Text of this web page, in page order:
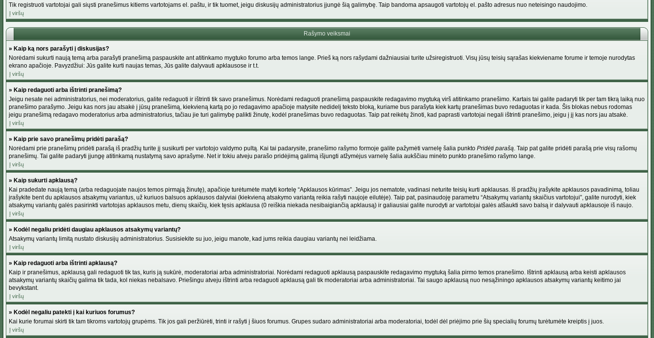
Tik registruoti vartotojai gali siųsti pranešimus kitiems vartotojams el. paštu, ir tik tuomet, jeigu diskusijų administratorius įjungė šią galimybę. Taip bandoma apsaugoti vartotojų el. pašto adresus nuo neteisingo naudojimo.
Į viršų
Rašymo veiksmai
» Kaip ką nors parašyti į diskusijas?
Norėdami sukurti naują temą arba parašyti pranešimą paspauskite ant atitinkamo mygtuko forumo arba temos lange. Prieš ką nors rašydami dažniausiai turite užsiregistruoti. Visų jūsų teisių sąrašas kiekviename forume ir temoje nurodytas
ekrano apačioje. Pavyzdžiui: Jūs galite kurti naujas temas, Jūs galite dalyvauti apklausose ir t.t.
Į viršų
» Kaip redaguoti arba ištrinti pranešimą?
Jeigu nesate nei administratorius, nei moderatorius, galite redaguoti ir ištrinti tik savo pranešimus. Norėdami redaguoti pranešimą paspauskite redagavimo mygtuką virš atitinkamo pranešimo. Kartais tai galite padaryti tik per tam tikrą laiką nuo
pranešimo parašymo. Jeigu kas nors jau atsakė į jūsų pranešimą, kiekvieną kartą po jo redagavimo apačioje matysite nedidelį teksto bloką, kuriame bus parašyta kiek kartų pranešimas buvo redaguotas ir kada. Šis blokas nebus rodomas
jeigu pranešimą redagavo moderatorius arba administratorius, tačiau jie turi galimybę palikti žinutę, kodėl pranešimas buvo redaguotas. Taip pat reikėtų žinoti, kad paprasti vartotojai negali ištrinti pranešimo, jeigu į jį kas nors jau atsakė.
Į viršų
» Kaip prie savo pranešimų pridėti parašą?
Norėdami prie pranešimų pridėti parašą iš pradžių turite jį susikurti per vartotojo valdymo pultą. Kai tai padarysite, pranešimo rašymo formoje galite pažymėti varnelę šalia punkto Pridėti parašą. Taip pat galite pridėti parašą prie visų rašomų
pranešimų. Tai galite padaryti įjungę atitinkamą nustatymą savo aprašyme. Net ir tokiu atveju parašo pridėjimą galimą išjungti atžymėjus varnelę šalia aukščiau minėto punkto pranešimo rašymo lange.
Į viršų
» Kaip sukurti apklausą?
Kai pradedate naują temą (arba redaguojate naujos temos pirmąją žinutę), apačioje turėtumėte matyti kortelę “Apklausos kūrimas”. Jeigu jos nematote, vadinasi neturite teisių kurti apklausas. Iš pradžių įrašykite apklausos pavadinimą, toliau
įrašykite bent du apklausos atsakymų variantus, už kuriuos balsuos apklausos dalyviai (kiekvieną atsakymo variantą reikia rašyti naujoje eilutėje). Taip pat, pasinaudoję parametru “Atsakymų variantų skaičius vartotojui”, galite nurodyti, kiek
atsakymų variantų galės pasirinkti vartotojas apklausos metu, dienų skaičių, kiek tęsis apklausa (0 reiškia niekada nesibaigiančią apklausą) ir galiausiai galite nurodyti ar vartotojai galės atšaukti savo balsą ir dalyvauti apklausoje iš naujo.
Į viršų
» Kodėl negaliu pridėti daugiau apklausos atsakymų variantų?
Atsakymų variantų limitą nustato diskusijų administratorius. Susisiekite su juo, jeigu manote, kad jums reikia daugiau variantų nei leidžiama.
Į viršų
» Kaip redaguoti arba ištrinti apklausą?
Kaip ir pranešimus, apklausą gali redaguoti tik tas, kuris ją sukūrė, moderatoriai arba administratoriai. Norėdami redaguoti apklausą paspauskite redagavimo mygtuką šalia pirmo temos pranešimo. Ištrinti apklausą arba keisti apklausos
atsakymų variantų skaičių galima tik tada, kol niekas nebalsavo. Priešingu atveju ištrinti arba redaguoti apklausą gali tik moderatoriai arba administratoriai. Tai saugo apklausą nuo nesąžiningo apklausos atsakymų variantų keitimo jai
bevykstant.
Į viršų
» Kodėl negaliu patekti į kai kuriuos forumus?
Kai kurie forumai skirti tik tam tikroms vartotojų grupėms. Tik jos gali peržiūrėti, trinti ir rašyti į šiuos forumus. Grupes sudaro administratoriai arba moderatoriai, todėl dėl priėjimo prie šių specialių forumų turėtumėte kreiptis į juos.
Į viršų